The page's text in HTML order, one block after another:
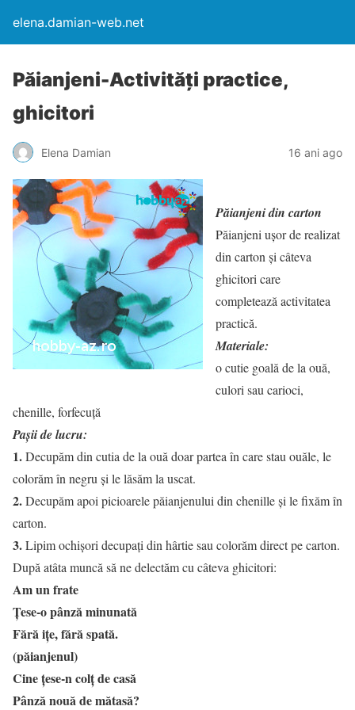
elena.damian-web.net
Păianjeni-Activităţi practice,
ghicitori
Elena Damian 16 ani ago
Păianjeni din carton
Păianjeni ușor de realizat
din carton și câteva
ghicitori care
completează activitatea
practică.
Materiale:
o cutie goală de la ouă,
culori sau carioci,
chenille, forfecuță
Paşii de lucru:
1.Decupăm din cutia de la ouă doar partea în care stau ouăle, le
colorăm în negru și le lăsăm la uscat.
2.Decupăm apoi picioarele păianjenului din chenille și le fixăm în
carton.
3.Lipim ochişori decupați din hârtie sau colorăm direct pe carton.
După atâta muncă să ne delectăm cu câteva ghicitori:
Am un frate
Ţese-o pânză minunată
Fără iţe, fără spată.
(păianjenul)
Cine țese-n colț de casă
Pânză nouă de mătasă?